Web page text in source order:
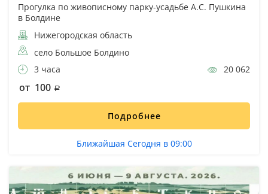
Прогулка по живописному парку-усадьбе А.С. Пушкина
в Болдине
Нижегородская область
село Большое Болдино
3 часа
20 062
от 100
Подробнее
Ближайшая Сегодня в 09:00